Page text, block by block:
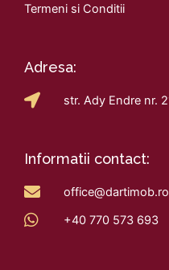
Termeni si Conditii
Adresa:
str. Ady Endre nr.
Informatii contact:
office@dartimob.ro
+40 770 573 693